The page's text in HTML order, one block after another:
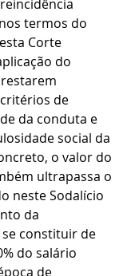
reincidência
termos do
Corte
do
de
da conduta e
social da
o valor do
ultrapassa o
neste Sodalício
da
constituir de
do salário
de